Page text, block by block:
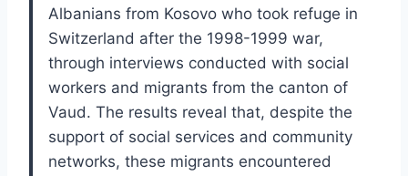
Albanians from Kosovo who took refuge in
Switzerland after the 1998-1999 war,
through interviews conducted with social
workers and migrants from the canton of
Vaud. The results reveal that, despite the
support of social services and community
networks, these migrants encountered